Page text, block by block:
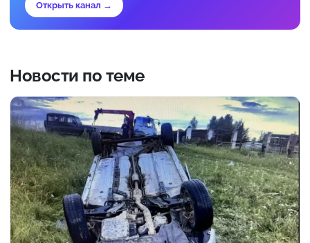
Открыть канал →
Новости по теме